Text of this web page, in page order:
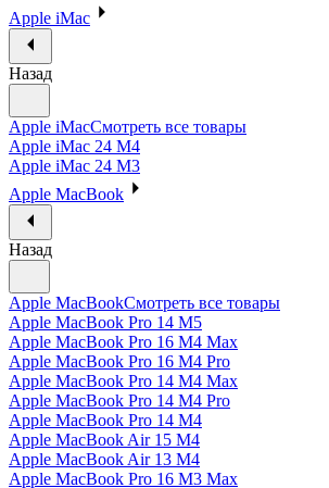
Apple iMac
Назад
Apple iMacСмотреть все товары
Apple iMac 24 M4
Apple iMac 24 M3
Apple MacBook
Назад
Apple MacBookСмотреть все товары
Apple MacBook Pro 14 M5
Apple MacBook Pro 16 M4 Max
Apple MacBook Pro 16 M4 Pro
Apple MacBook Pro 14 M4 Max
Apple MacBook Pro 14 M4 Pro
Apple MacBook Pro 14 M4
Apple MacBook Air 15 M4
Apple MacBook Air 13 M4
Apple MacBook Pro 16 M3 Max